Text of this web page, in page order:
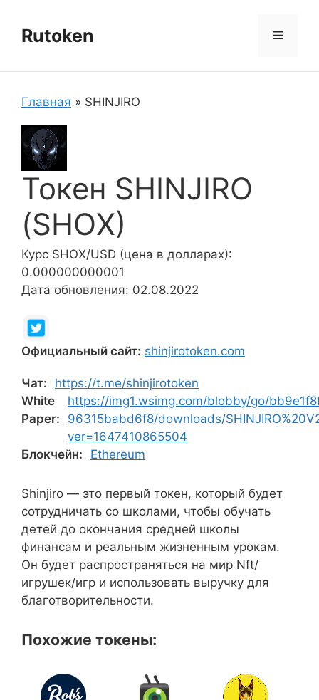
содержимому
Rutoken Меню
Главная » SHINJIRO
Токен SHINJIRO
(SHOX)
Курс SHOX/USD (цена в долларах):
0.000000000001
Дата обновления: 02.08.2022
Официальный сайт: shinjirotoken.com
Чат:
https://t.me/shinjirotoken
White
Paper:
https://img1.wsimg.com/blobby/go/
96315babd6f8/downloads/
ver=1647410865504
Блокчейн:
Ethereum
Shinjiro — это первый токен, который будет
сотрудничать со школами, чтобы обучать
детей до окончания средней школы
финансам и реальным жизненным урокам.
Он будет распространяться на мир Nft/
игрушек/игр и использовать выручку для
благотворительности.
Похожие токены: